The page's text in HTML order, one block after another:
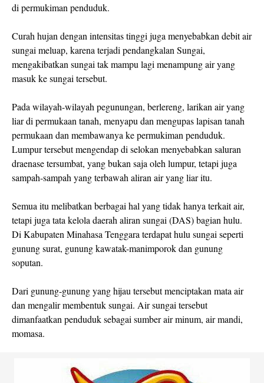
di permukiman penduduk.
Curah hujan dengan intensitas tinggi juga menyebabkan debit air
sungai meluap, karena terjadi pendangkalan Sungai,
mengakibatkan sungai tak mampu lagi menampung air yang
masuk ke sungai tersebut.
Pada wilayah-wilayah pegunungan, berlereng, larikan air yang
liar di permukaan tanah, menyapu dan mengupas lapisan tanah
permukaan dan membawanya ke permukiman penduduk.
Lumpur tersebut mengendap di selokan menyebabkan saluran
draenase tersumbat, yang bukan saja oleh lumpur, tetapi juga
sampah-sampah yang terbawah aliran air yang liar itu.
Semua itu melibatkan berbagai hal yang tidak hanya terkait air,
tetapi juga tata kelola daerah aliran sungai (DAS) bagian hulu.
Di Kabupaten Minahasa Tenggara terdapat hulu sungai seperti
gunung surat, gunung kawatak-manimporok dan gunung
soputan.
Dari gunung-gunung yang hijau tersebut menciptakan mata air
dan mengalir membentuk sungai. Air sungai tersebut
dimanfaatkan penduduk sebagai sumber air minum, air mandi,
momasa.